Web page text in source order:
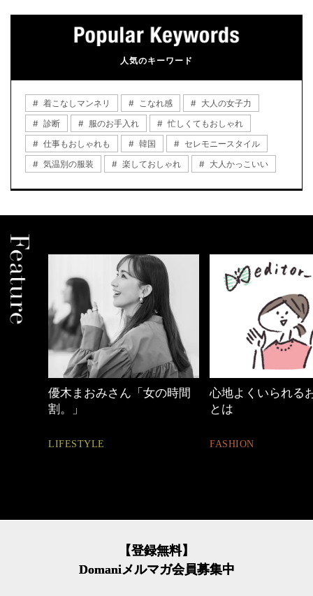
人気のキーワード
着こなしマンネリ こなれ感
大人の女子力
診断
服のお手入れ
忙しくてもおしゃれ
仕事もおしゃれも
韓国
セレモニースタイル
気温別の服装
楽しておしゃれ 大人かっこいい
心地よくいられるおしゃれ
とは
FASHION
40代の小顔メイク
【登録無料】
Domaniメルマガ会員募集中